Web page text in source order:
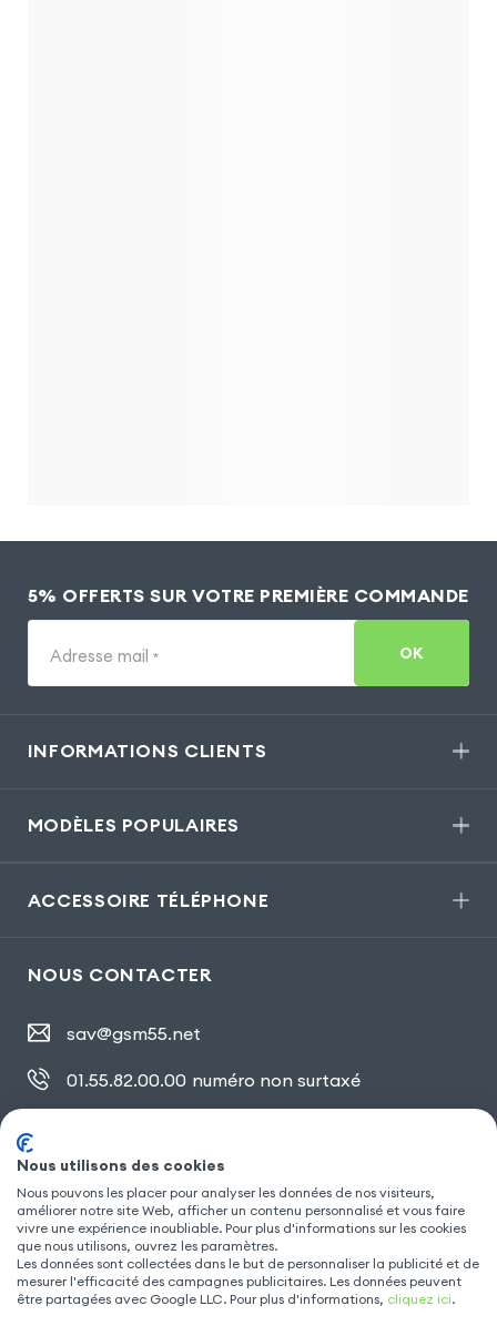
5% OFFERTS SUR VOTRE PREMIÈRE COMMANDE
Adresse mail * OK
INFORMATIONS CLIENTS
MODÈLES POPULAIRES
ACCESSOIRE TÉLÉPHONE
NOUS CONTACTER
sav@gsm55.net
01.55.82.00.00 numéro non surtaxé
SUIVEZ NOUS
Nous utilisons des cookies
Nous pouvons les placer pour analyser les données de nos visiteurs,
améliorer notre site Web, afficher un contenu personnalisé et vous faire
vivre une expérience inoubliable. Pour plus d'informations sur les cookies
que nous utilisons, ouvrez les paramètres.
Les données sont collectées dans le but de personnaliser la publicité et de
mesurer l'efficacité des campagnes publicitaires. Les données peuvent
être partagées avec Google LLC. Pour plus d'informations, cliquez ici.